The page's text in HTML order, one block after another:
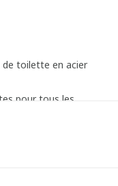
toilette en acier
pour tous les
contrôle du contenu